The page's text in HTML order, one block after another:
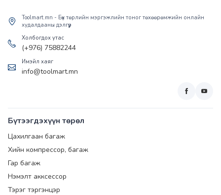
Toolmart.mn - Бүх төрлийн мэргэжлийн тоног төхөөрөмжийн онлайн
худалдааны дэлгүүр
Холбогдох утас
(+976) 75882244
Имэйл хаяг
info@toolmart.mn
Бүтээгдэхүүн төрөл
Цахилгаан багаж
Хийн компрессор, багаж
Гар багаж
Нэмэлт акксессор
Тэрэг тэргэнцэр